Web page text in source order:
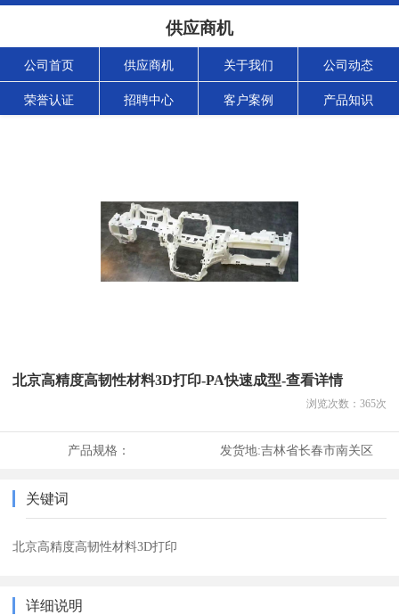
供应商机
公司首页 供应商机 关于我们 公司动态
荣誉认证 招聘中心 客户案例 产品知识
北京高精度高韧性材料3D打印-PA快速成型-查看详情
浏览次数： 365次
产品规格： 发货地:吉林省长春市南关区
关键词
北京高精度高韧性材料3D打印
详细说明